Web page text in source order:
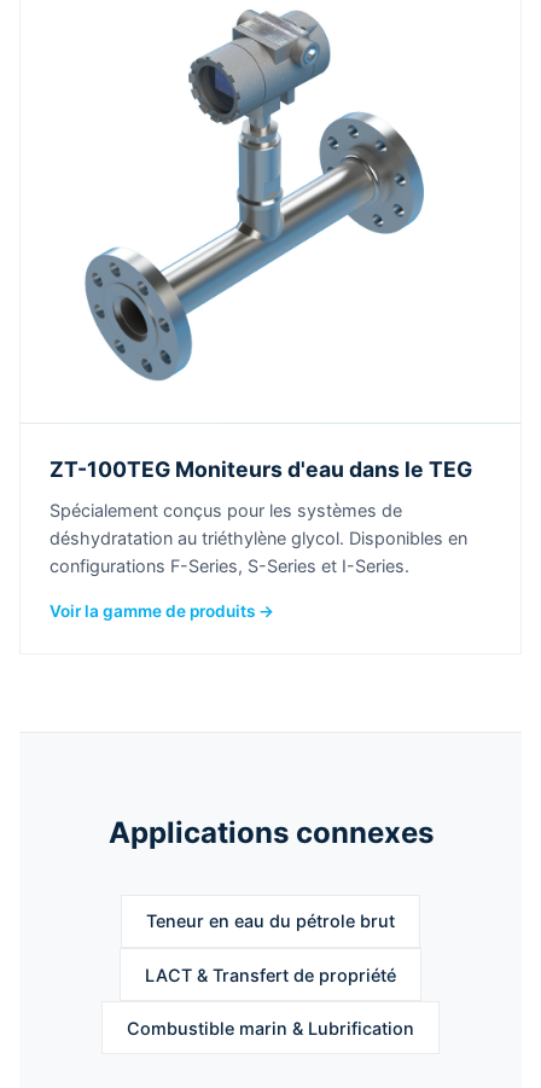
ZT-100TEG Moniteurs d'eau dans le TEG
Spécialement conçus pour les systèmes de
déshydratation au triéthylène glycol. Disponibles en
configurations F-Series, S-Series et I-Series.
Voir la gamme de produits →
Applications connexes
Teneur en eau du pétrole brut
LACT & Transfert de propriété
Combustible marin & Lubrification